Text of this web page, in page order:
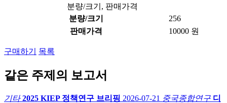
분량/크기, 판매가격
분량/크기
256
판매가격
10000 원
구매하기 목록
같은 주제의 보고서
기타 2025 KIEP 정책연구 브리핑 2026-07-21 중국종합연구 디